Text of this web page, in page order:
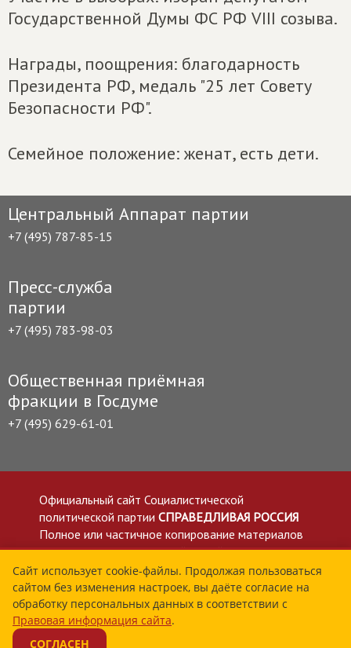
Государственной Думы ФС РФ VIII созыва.
Награды, поощрения: благодарность
Президента РФ, медаль "25 лет Совету
Безопасности РФ".
Семейное положение: женат, есть дети.
Центральный Аппарат партии
+7 (495) 787-85-15
Пресс-служба
партии
+7 (495) 783-98-03
Общественная приёмная
фракции в Госдуме
+7 (495) 629-61-01
Официальный сайт Социалистической
политической партии СПРАВЕДЛИВАЯ РОССИЯ
Полное или частичное копирование материалов
приветствуется со ссылкой на сайт spravedlivo.ru
Политика в отношении обработки персональных
данных
Все материалы сайта spravedlivo.ru доступны по
лицензии Creative Commons Attribution 4.0 International
Сайт использует cookie-файлы. Продолжая пользоваться
сайтом без изменения настроек, вы даёте согласие на
обработку персональных данных в соответствии с
Правовая информация сайта.
СОГЛАСЕН